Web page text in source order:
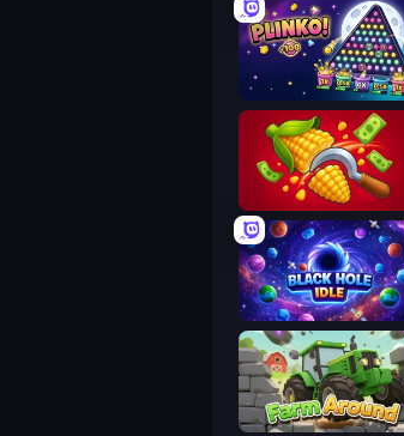
PLINKO!
Farm-51: Secret Harvest
Black Hole Idle
Farm Around